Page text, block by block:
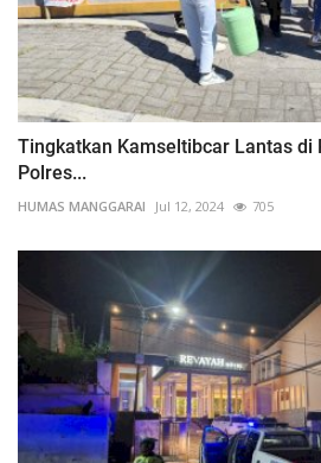
Tingkatkan Kamseltibcar Lantas di
Polres...
HUMAS MANGGARAI Jul 12, 2024 705